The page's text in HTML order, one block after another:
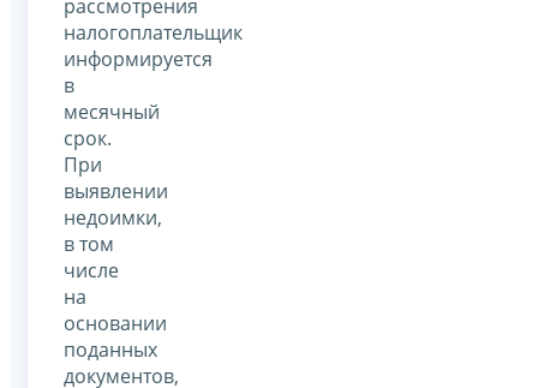
рассмотрения
налогоплательщик
информируется
в
месячный
срок.
При
выявлении
недоимки,
в том
числе
на
основании
поданных
документов,